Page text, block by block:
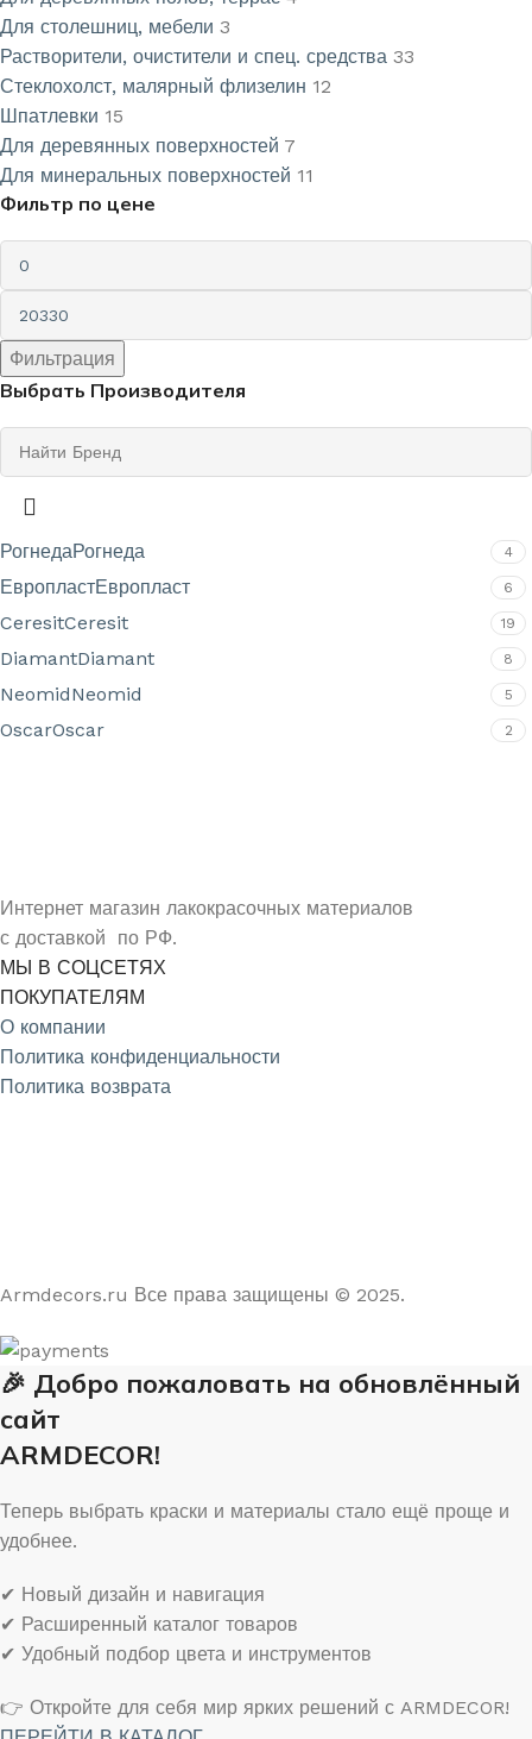
Для столешниц, мебели 3
Растворители, очистители и спец. средства 33
Стеклохолст, малярный флизелин 12
Шпатлевки 15
Для деревянных поверхностей 7
Для минеральных поверхностей 11
Фильтр по цене
Фильтрация
Выбрать Производителя
РогнедаРогнеда 4
ЕвропластЕвропласт 6
CeresitCeresit 19
DiamantDiamant 8
NeomidNeomid 5
OscarOscar 2
Интернет магазин лакокрасочных материалов
с доставкой по РФ.
МЫ В СОЦСЕТЯХ
ПОКУПАТЕЛЯМ
О компании
Политика конфиденциальности
Политика возврата
Armdecors.ru Все права защищены © 2025. ​
🎉 Добро пожаловать на обновлённый
сайт
ARMDECOR!
Теперь выбрать краски и материалы стало ещё проще и
удобнее.
✔ Новый дизайн и навигация
✔ Расширенный каталог товаров
✔ Удобный подбор цвета и инструментов
👉 Откройте для себя мир ярких решений с ARMDECOR!